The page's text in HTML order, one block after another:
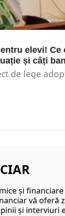
elevi! Ce
și câți
de lege
şi
vă oferă
şi interviuri